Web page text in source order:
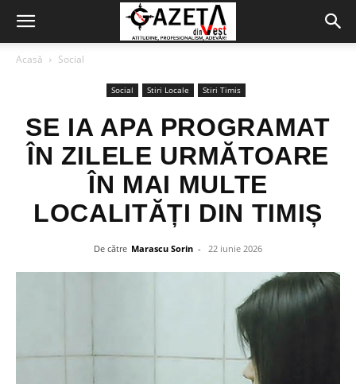
Acasă Social
Social Stiri Locale Stiri Timis
SE IA APA PROGRAMAT
ÎN ZILELE URMĂTOARE
ÎN MAI MULTE
LOCALITĂȚI DIN TIMIȘ
De către Marascu Sorin - 22 iunie 2026